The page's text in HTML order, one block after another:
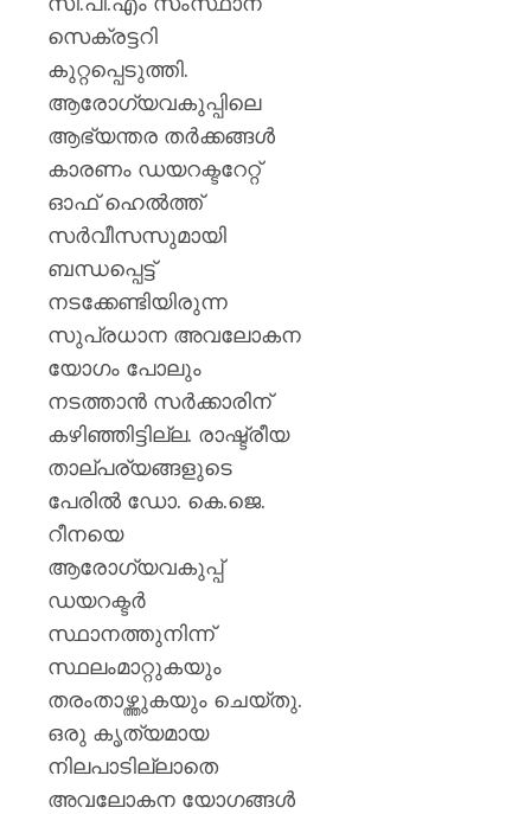
സെക്രട്ടറി
കുറ്റപ്പെടുത്തി.
ആരോഗ്യവകുപ്പിലെ
ആഭ്യന്തര തർക്കങ്ങൾ
കാരണം ഡയറക്ടറേറ്റ്
ഓഫ് ഹെൽത്ത്
സർവീസസുമായി
ബന്ധപ്പെട്ട്
നടക്കേണ്ടിയിരുന്ന
സുപ്രധാന അവലോകന
യോഗം പോലും
നടത്താൻ സർക്കാരിന്
കഴിഞ്ഞിട്ടില്ല. രാഷ്ട്രീയ
താല്പര്യങ്ങളുടെ
പേരിൽ ഡോ. കെ.ജെ.
റീനയെ
ആരോഗ്യവകുപ്പ്
ഡയറക്ടർ
സ്ഥാനത്തുനിന്ന്
സ്ഥലംമാറ്റുകയും
തരംതാഴ്ത്തുകയും ചെയ്തു.
ഒരു കൃത്യമായ
നിലപാടില്ലാതെ
അവലോകന യോഗങ്ങൾ